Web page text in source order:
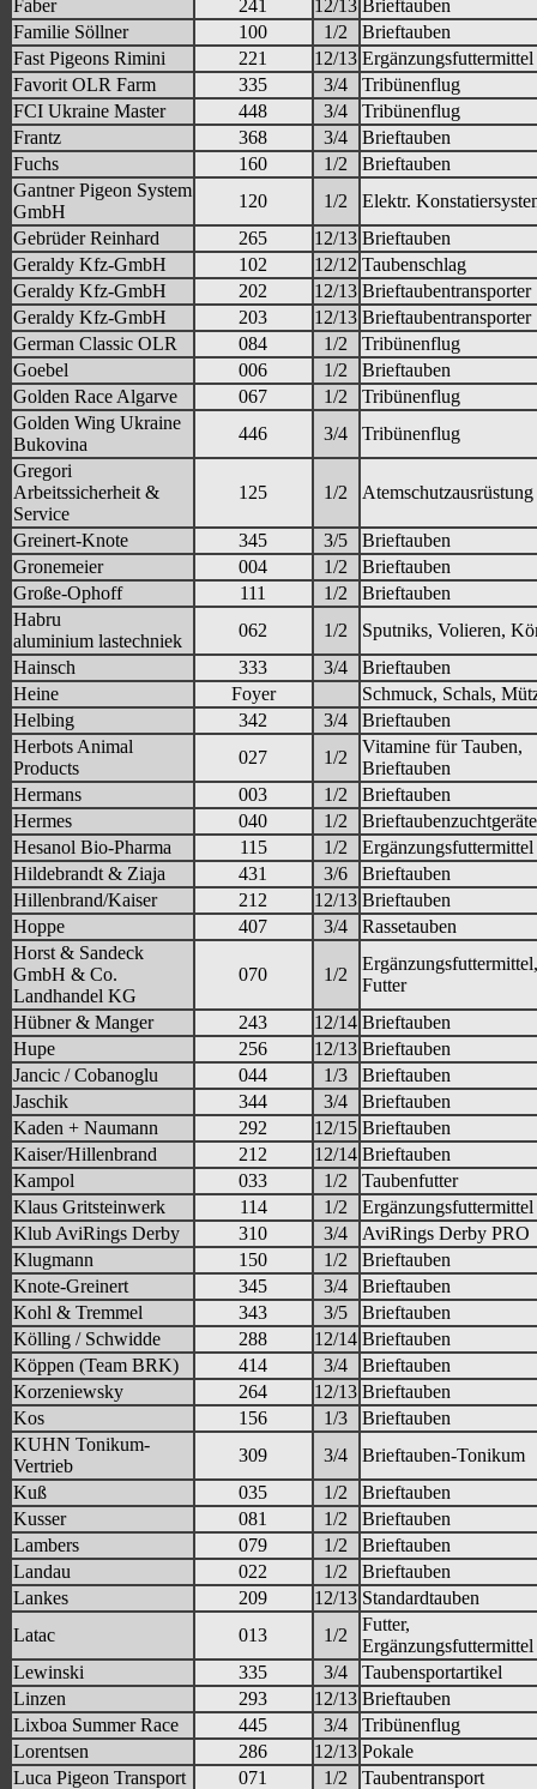
Faber 241 12/13 Brieftauben
Familie Söllner
100 1/2
Brieftauben
Fast Pigeons Rimini
221 12/13 Ergänzungsfuttermittel
Favorit OLR Farm
335 3/4
Tribünenflug
FCI Ukraine Master
448 3/4
Tribünenflug
Frantz
368 3/4
Brieftauben
Fuchs
160 1/2
Brieftauben
Gantner Pigeon System
GmbH
120 1/2
Elektr.
Gebrüder Reinhard
265 12/13 Brieftauben
Geraldy Kfz-GmbH
102 12/12 Taubenschlag
Geraldy Kfz-GmbH
202 12/13 Brieftaubentransporter
Geraldy Kfz-GmbH
203 12/13 Brieftaubentransporter
German Classic OLR
084 1/2
Tribünenflug
Goebel
006 1/2
Brieftauben
Golden Race Algarve
067 1/2
Tribünenflug
Golden Wing Ukraine
Bukovina
446 3/4
Tribünenflug
Gregori
Arbeitssicherheit &
Service
125 1/2 Atemschutzausrüstung
Greinert-Knote 345 3/5
Brieftauben
Gronemeier
004 1/2
Brieftauben
Große-Ophoff
111 1/2
Brieftauben
Habru
aluminium lastechniek
062 1/2
Sputniks, Volieren,
Hainsch
333 3/4
Brieftauben
Heine
Foyer
Schmuck, Schals,
Helbing
342 3/4
Brieftauben
Herbots Animal
Products
027 1/2
Vitamine für Tauben,
Brieftauben
Hermans
003 1/2
Brieftauben
Hermes
040 1/2
Brieftaubenzuchtgeräte
Hesanol Bio-Pharma
115 1/2
Ergänzungsfuttermittel
Hildebrandt & Ziaja
431 3/6
Brieftauben
Hillenbrand/Kaiser
212 12/13 Brieftauben
Hoppe
407 3/4
Rassetauben
Horst & Sandeck
GmbH & Co.
Landhandel KG
070 1/2
Ergänzungsfuttermittel,
Futter
Hübner & Manger
243 12/14 Brieftauben
Hupe
256 12/13 Brieftauben
Jancic / Cobanoglu
044 1/3
Brieftauben
Jaschik
344 3/4
Brieftauben
Kaden + Naumann
292 12/15 Brieftauben
Kaiser/Hillenbrand
212 12/14 Brieftauben
Kampol
033 1/2
Taubenfutter
Klaus Gritsteinwerk
114 1/2
Ergänzungsfuttermittel
Klub AviRings Derby
310 3/4
AviRings Derby PRO
Klugmann
150 1/2
Brieftauben
Knote-Greinert
345 3/4
Brieftauben
Kohl & Tremmel
343 3/5
Brieftauben
Kölling / Schwidde
288 12/14 Brieftauben
Köppen (Team BRK)
414 3/4
Brieftauben
Korzeniewsky
264 12/13 Brieftauben
Kos
156 1/3
Brieftauben
KUHN Tonikum-
Vertrieb
309 3/4
Brieftauben-Tonikum
Kuß
035 1/2
Brieftauben
Kusser
081 1/2
Brieftauben
Lambers
079 1/2
Brieftauben
Landau
022 1/2
Brieftauben
Lankes
209 12/13 Standardtauben
Latac
013 1/2
Futter,
Ergänzungsfuttermittel
Lewinski
335 3/4
Taubensportartikel
Linzen
293 12/13 Brieftauben
Lixboa Summer Race
445 3/4
Tribünenflug
Lorentsen
286 12/13 Pokale
Luca Pigeon Transport
071 1/2
Taubentransport